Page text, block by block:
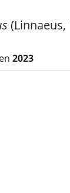
(Linnaeus,
2023